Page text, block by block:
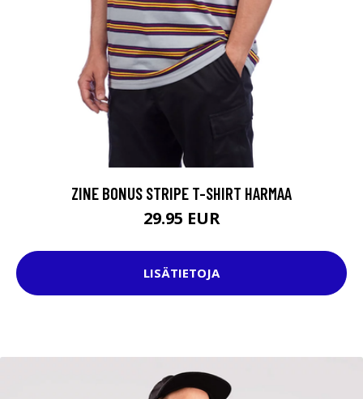
ZINE BONUS STRIPE T-SHIRT HARMAA
29.95 EUR
LISÄTIETOJA